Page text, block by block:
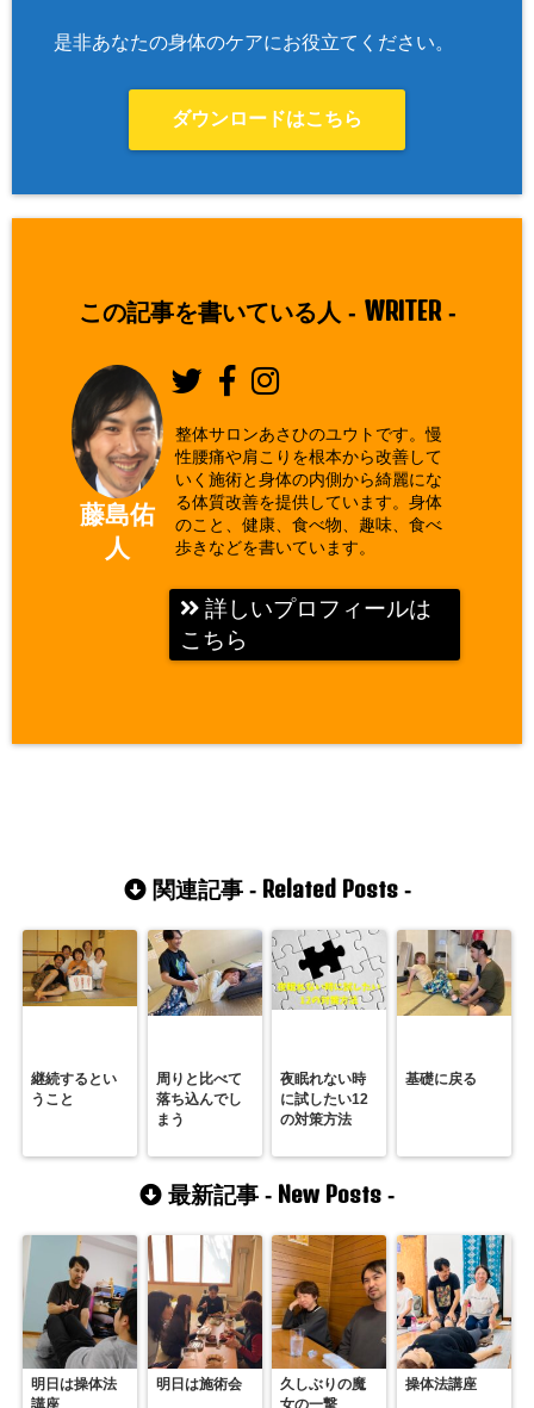
是非あなたの身体のケアにお役立てください。
ダウンロードはこちら
この記事を書いている人 - WRITER-
藤島佑
人
整体サロンあさひのユウトです。慢
性腰痛や肩こりを根本から改善して
いく施術と身体の内側から綺麗にな
る体質改善を提供しています。身体
のこと、健康、食べ物、趣味、食べ
歩きなどを書いています。
詳しいプロフィールは
こちら
関連記事 - Related Posts-
継続するとい
うこと
周りと比べて
落ち込んでし
まう
夜眠れない時
に試したい12
の対策方法
基礎に戻る
最新記事 - New Posts -
明日は操体法
講座
明日は施術会
久しぶりの魔
女の一撃
操体法講座